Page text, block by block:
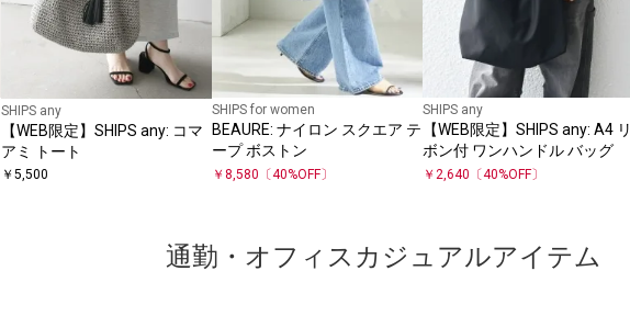
SHIPS any
【WEB限定】SHIPS any: コマ
アミ トート
￥ 5,500
SHIPS for women
BEAURE: ナイロン スクエア テ
ープ ボストン
￥ 8,580 〔40%OFF〕
SHIPS any
【WEB限定】SHIPS any: A4 リ
ボン付 ワンハンドル バッグ
￥ 2,640 〔40%OFF〕
通勤・オフィスカジュアルアイテム